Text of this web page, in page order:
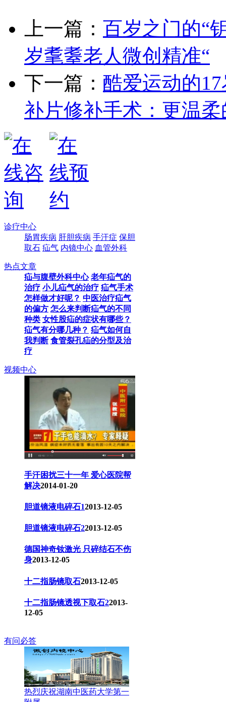
上一篇： 百岁之门的“
岁耄耋老人微创精准“
下一篇： 酷爱运动的
补片修补手术：更温柔
诊疗中心
肠胃疾病 肝胆疾病 手汗症 保胆
取石 疝气 内镜中心 血管外科
热点文章
疝与腹壁外科中心 老年疝气的
治疗 小儿疝气的治疗 疝气手术
怎样做才好呢？ 中医治疗疝气
的偏方 怎么来判断疝气的不同
种类 女性股疝的症状有哪些？
疝气有分哪几种？ 疝气如何自
我判断 食管裂孔疝的分型及治
疗
视频中心
手汗困扰三十一年 爱心医院帮
解决2014-01-20
胆道镜液电碎石12013-12-05
胆道镜液电碎石22013-12-05
德国神奇钕激光 只碎结石不伤
身2013-12-05
十二指肠镜取石2013-12-05
十二指肠镜透视下取石22013-
12-05
有问必答
热烈庆祝湖南中医药大学第一